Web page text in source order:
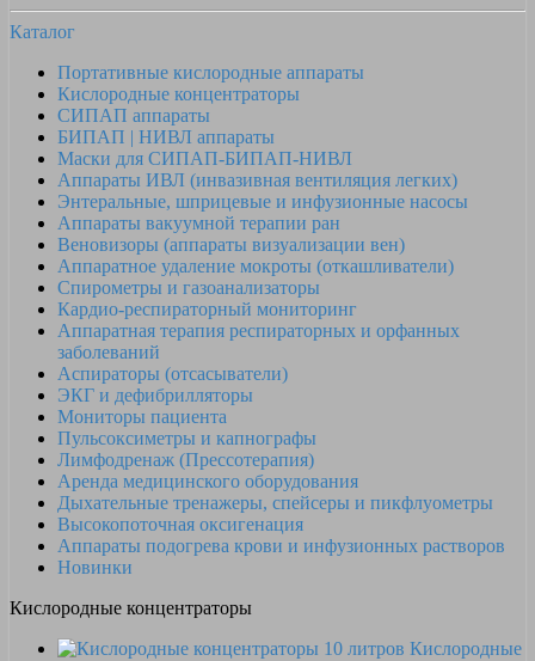
Каталог
Портативные кислородные аппараты
Кислородные концентраторы
СИПАП аппараты
БИПАП | НИВЛ аппараты
Маски для СИПАП-БИПАП-НИВЛ
Аппараты ИВЛ (инвазивная вентиляция легких)
Энтеральные, шприцевые и инфузионные насосы
Аппараты вакуумной терапии ран
Веновизоры (аппараты визуализации вен)
Аппаратное удаление мокроты (откашливатели)
Спирометры и газоанализаторы
Кардио-респираторный мониторинг
Аппаратная терапия респираторных и орфанных
заболеваний
Аспираторы (отсасыватели)
ЭКГ и дефибрилляторы
Мониторы пациента
Пульсоксиметры и капнографы
Лимфодренаж (Прессотерапия)
Аренда медицинского оборудования
Дыхательные тренажеры, спейсеры и пикфлуометры
Высокопоточная оксигенация
Аппараты подогрева крови и инфузионных растворов
Новинки
Кислородные концентраторы
Кислородные